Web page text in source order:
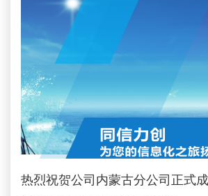
热烈祝贺公司内蒙古分公司正式